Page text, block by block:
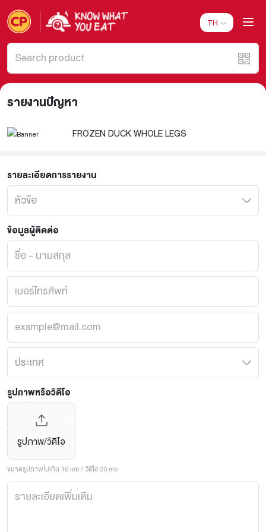
TH
รายงานปัญหา
FROZEN DUCK WHOLE LEGS
รายละเอียดการรายงาน
ข้อมูลผู้ติดต่อ
รูปภาพหรือวิดีโอ
รูปภาพ/วิดีโอ
ขนาดรูปภาพไม่เกิน 10 mb / วีดีโอ 20 mb